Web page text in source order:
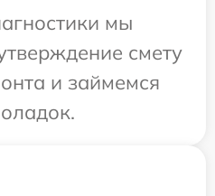
мы
смету
и займемся